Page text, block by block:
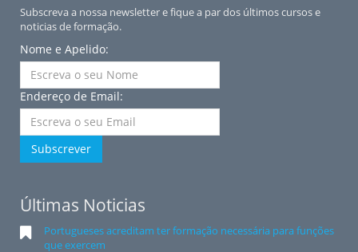
Subscreva a nossa newsletter e fique a par dos últimos cursos e
noticias de formação.
Nome e Apelido:
Endereço de Email:
Subscrever
Últimas Noticias
Portugueses acreditam ter formação necessária para funções
que exercem